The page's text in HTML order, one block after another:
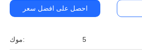
موك: 5
احصل على افضل سعر